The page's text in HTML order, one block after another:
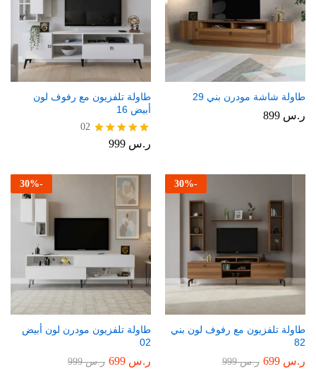
طاولة شاشة مودرن بني 29
ر.س
طاولة تلفزيون مع رفوف لون
أبيض 16
تم التقييم
02
ر.س
-
30%
طاولة تلفزيون مع رفوف لون بني
82
ر.س ر.س999
-
30%
طاولة تلفزيون مودرن لون أبيض
02
ر.س ر.س999